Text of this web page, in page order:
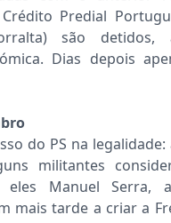
Predial
são detidos,
Dias depois
do PS na
militantes
eles Manuel Serra,
mais tarde a criar a